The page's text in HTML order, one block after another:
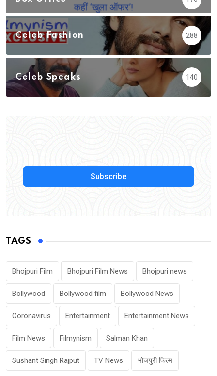
Celeb Fashion 288
Celeb Speaks 140
Subscribe
TAGS
Bhojpuri Film Bhojpuri Film News Bhojpuri news
Bollywood Bollywood film Bollywood News
Coronavirus Entertainment Entertainment News
Film News Filmynism Salman Khan
Sushant Singh Rajput TV News भोजपुरी फिल्म